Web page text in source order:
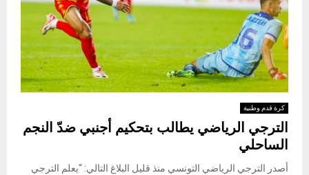
كرة قدم وطنية
الترجي الرياضي يطالب بتحكيم أجنبي ضدّ النجم
الساحلي
أصدر الترجي الرياضي التونسي منذ قليل البلاغ التالي: “يعلم الترجي